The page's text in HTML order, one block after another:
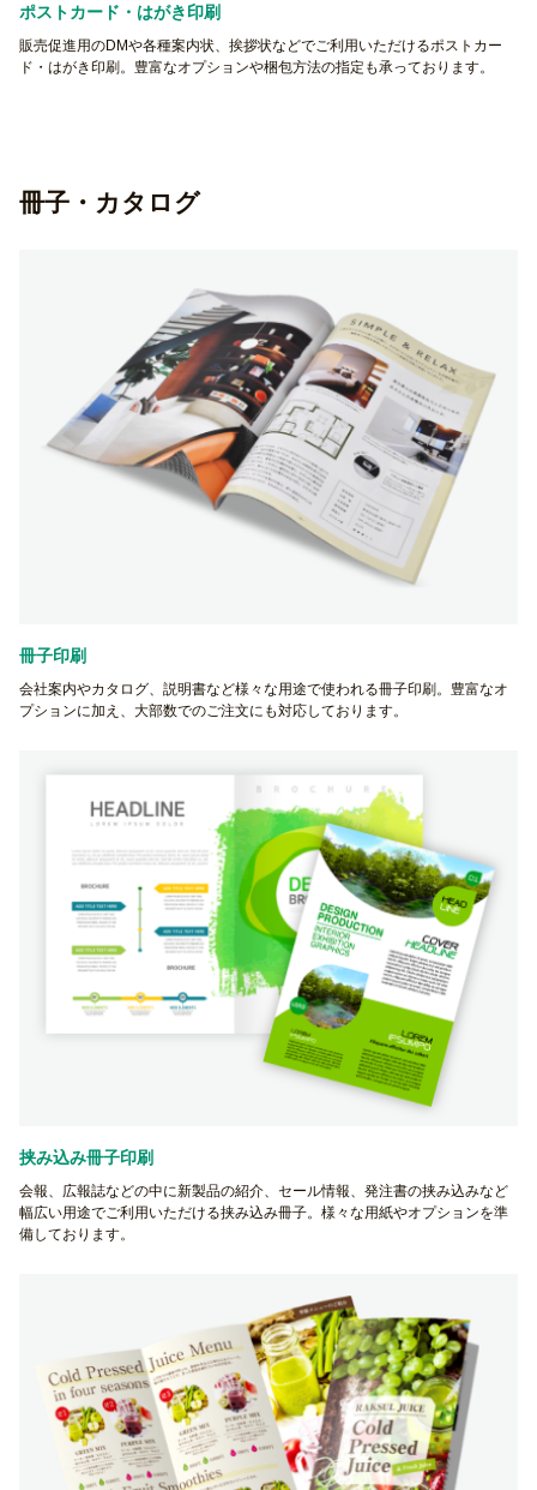
ポストカード・はがき印刷
販売促進用のDMや各種案内状、挨拶状などでご利用いただけるポストカー
ド・はがき印刷。豊富なオプションや梱包方法の指定も承っております。
冊子・カタログ
冊子印刷
会社案内やカタログ、説明書など様々な用途で使われる冊子印刷。豊富なオ
プションに加え、大部数でのご注文にも対応しております。
挟み込み冊子印刷
会報、広報誌などの中に新製品の紹介、セール情報、発注書の挟み込みなど
幅広い用途でご利用いただける挟み込み冊子。様々な用紙やオプションを準
備しております。